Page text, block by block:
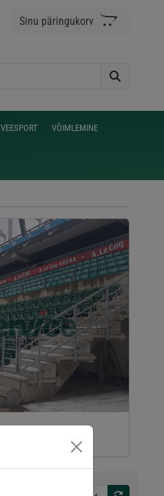
Sinu päringukorv
VEESPORT VÕIMLEMINE